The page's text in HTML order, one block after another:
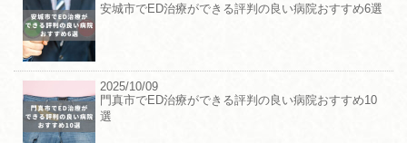
安城市でED治療ができる評判の良い病院おすすめ6選
2025/10/09
門真市でED治療ができる評判の良い病院おすすめ10
選